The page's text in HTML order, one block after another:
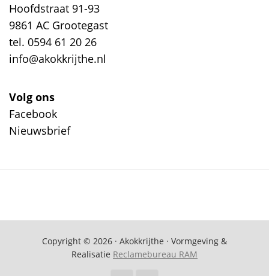
Hoofdstraat 91-93
9861 AC Grootegast
tel. 0594 61 20 26
info@akokkrijthe.nl
Volg ons
Facebook
Nieuwsbrief
Copyright © 2026 · Akokkrijthe · Vormgeving &
Realisatie Reclamebureau RAM